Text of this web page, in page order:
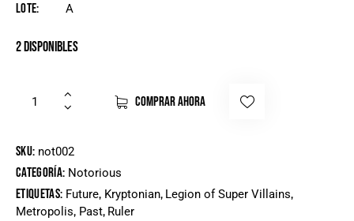
Lote A
2 disponibles
COMPRAR AHORA
SKU: not002
Categoría: Notorious
Etiquetas: Future, Kryptonian, Legion of Super Villains,
Metropolis, Past, Ruler